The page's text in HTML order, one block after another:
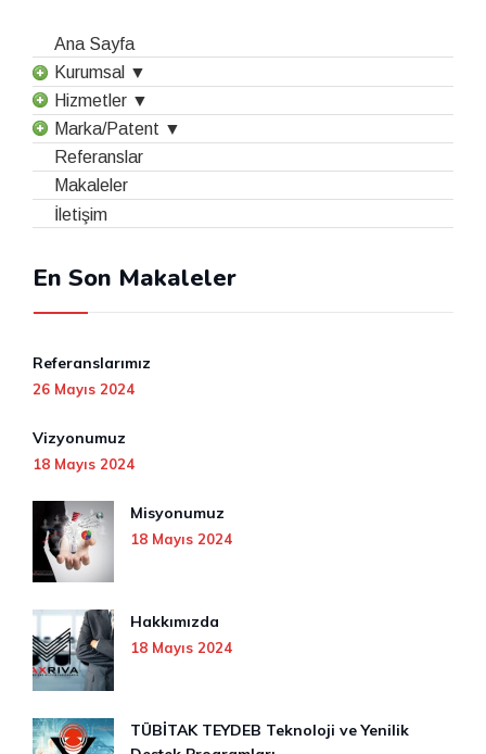
Ana Sayfa
Kurumsal ▼
Hizmetler ▼
Marka/Patent ▼
Referanslar
Makaleler
İletişim
En Son Makaleler
Referanslarımız
26 Mayıs 2024
Vizyonumuz
18 Mayıs 2024
Misyonumuz
18 Mayıs 2024
Hakkımızda
18 Mayıs 2024
TÜBİTAK TEYDEB Teknoloji ve Yenilik